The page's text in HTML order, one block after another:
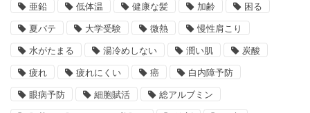
亜鉛 低体温 健康な髪 加齢 困る
夏バテ 大学受験 微熱 慢性肩こり
水がたまる 湯冷めしない 潤い肌 炭酸
疲れ 疲れにくい 癌 白内障予防
眼病予防 細胞賦活 総アルブミン